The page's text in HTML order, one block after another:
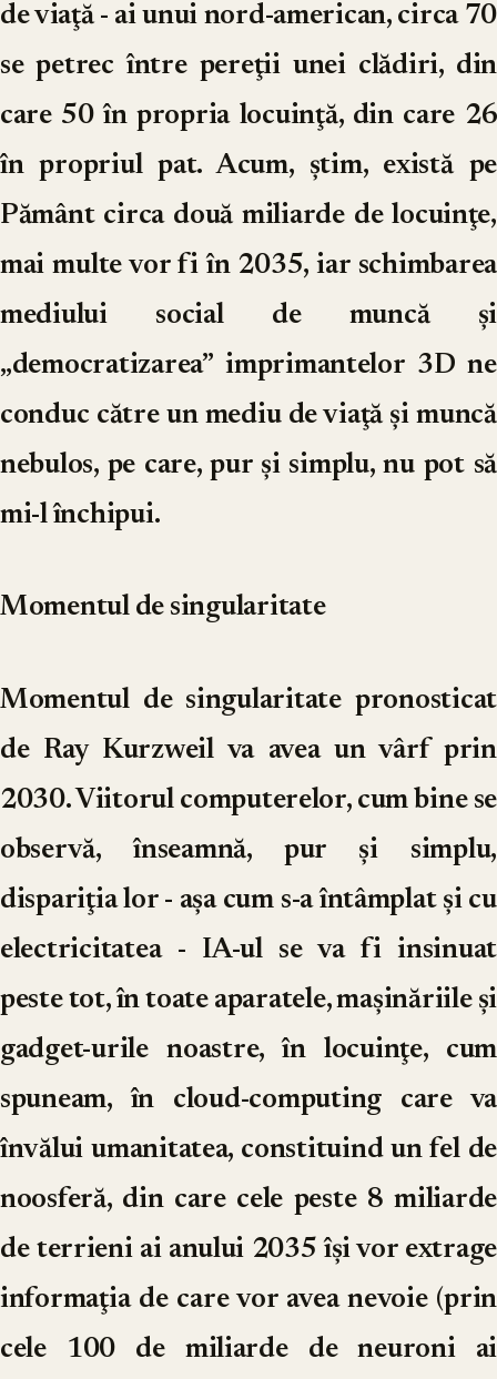
de viaţă - ai unui nord-american, circa 70
se petrec între pereţii unei clădiri, din
care 50 în propria locuinţă, din care 26
în propriul pat. Acum, ştim, există pe
Pământ circa două miliarde de locuinţe,
mai multe vor fi în 2035, iar schimbarea
mediului social de muncă şi
„democratizarea” imprimantelor 3D ne
conduc către un mediu de viaţă şi muncă
nebulos, pe care, pur şi simplu, nu pot să
mi-l închipui.
Momentul de singularitate
Momentul de singularitate pronosticat
de Ray Kurzweil va avea un vârf prin
2030. Viitorul computerelor, cum bine se
observă, înseamnă, pur şi simplu,
dispariţia lor - aşa cum s-a întâmplat şi cu
electricitatea - IA-ul se va fi insinuat
peste tot, în toate aparatele, maşinăriile şi
gadget-urile noastre, în locuinţe, cum
spuneam, în cloud-computing care va
învălui umanitatea, constituind un fel de
noosferă, din care cele peste 8 miliarde
de terrieni ai anului 2035 îşi vor extrage
informaţia de care vor avea nevoie (prin
cele 100 de miliarde de neuroni ai